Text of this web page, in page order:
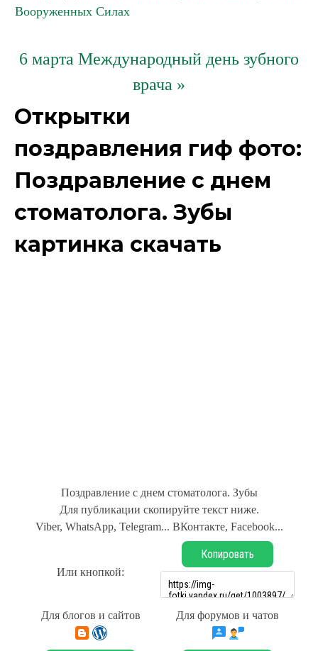
Вооруженных Силах
6 марта Международный день зубного
врача »
Открытки
поздравления гиф фото:
Поздравление с днем
стоматолога. Зубы
картинка скачать
Поздравление с днем стоматолога. Зубы
Для публикации скопируйте текст ниже.
Viber, WhatsApp, Telegram... ВКонтакте, Facebook...
Или кнопкой:
Копировать
Для блогов и сайтов Для форумов и чатов